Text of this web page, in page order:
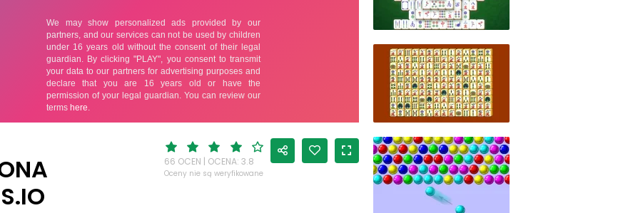
66 OCEN | OCENA: 3.8
Oceny nie są weryfikowane